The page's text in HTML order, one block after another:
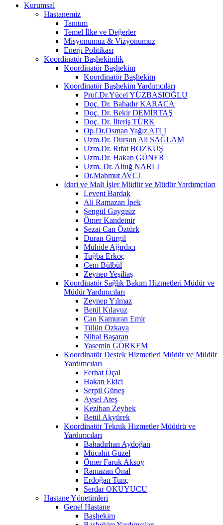
Kurumsal
Hastanemiz
Tanıtım
Temel İlke ve Değerler
Misyonumuz & Vizyonumuz
Enerji Politikası
Koordinatör Başhekimlik
Koordinatör Başhekim
Koordinatör Başhekim
Koordinatör Başhekim Yardımcıları
Prof.Dr.Yücel YÜZBAŞIOĞLU
Doç. Dr. Bahadır KARACA
Doç. Dr. Bekir DEMİRTAŞ
Doç. Dr. İlteriş TÜRK
Op.Dr.Osman Yağız ATLI
Uzm.Dr. Dursun Ali SAĞLAM
Uzm.Dr. Rıfat BOZKUŞ
Uzm.Dr. Hakan GÜNER
Uzm. Dr. Altuğ NARLI
Dr.Mahmut AVCI
İdari ve Mali İşler Müdür ve Müdür Yardımcıları
Levent Bardak
Ali Ramazan İpek
Şengül Gaygısız
Ömer Kandemir
Sezai Can Öztürk
Duran Gürgil
Mühide Ağırdıcı
Tuğba Erkoç
Cem Bülbül
Zeynep Yeşiltaş
Koordinatör Sağlık Bakım Hizmetleri Müdür ve
Müdür Yardımcıları
Zeynep Yılmaz
Betül Kılavuz
Can Kamuran Emir
Tülün Özkaya
Nihal Başaran
Yasemin GÖRKEM
Koordinatör Destek Hizmetleri Müdür ve Müdür
Yardımcıları
Ferhat Öçal
Hakan Ekici
Serpil Güneş
Aysel Ateş
Keziban Zeybek
Betül Akyürek
Koordinatör Teknik Hizmetler Müdürü ve
Yardımcıları
Bahadırhan Aydoğan
Mücahit Güzel
Ömer Faruk Aksoy
Ramazan Önal
Erdoğan Tunç
Serdar OKUYUCU
Hastane Yönetimleri
Genel Hastane
Başhekim